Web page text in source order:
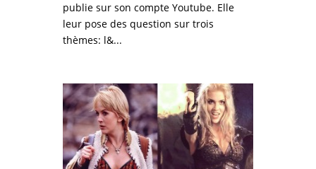
publie sur son compte Youtube. Elle
leur pose des question sur trois
thèmes: l&...